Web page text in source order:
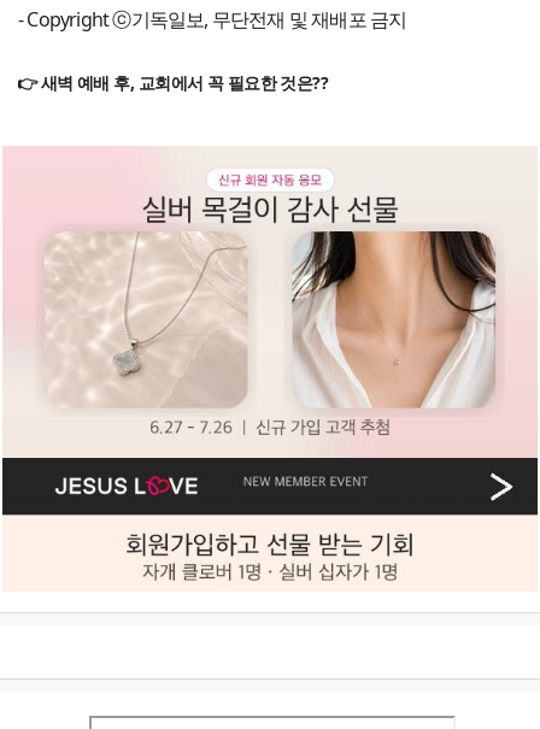
- Copyright ⓒ기독일보, 무단전재 및 재배포 금지
👉 새벽 예배 후, 교회에서 꼭 필요한 것은??